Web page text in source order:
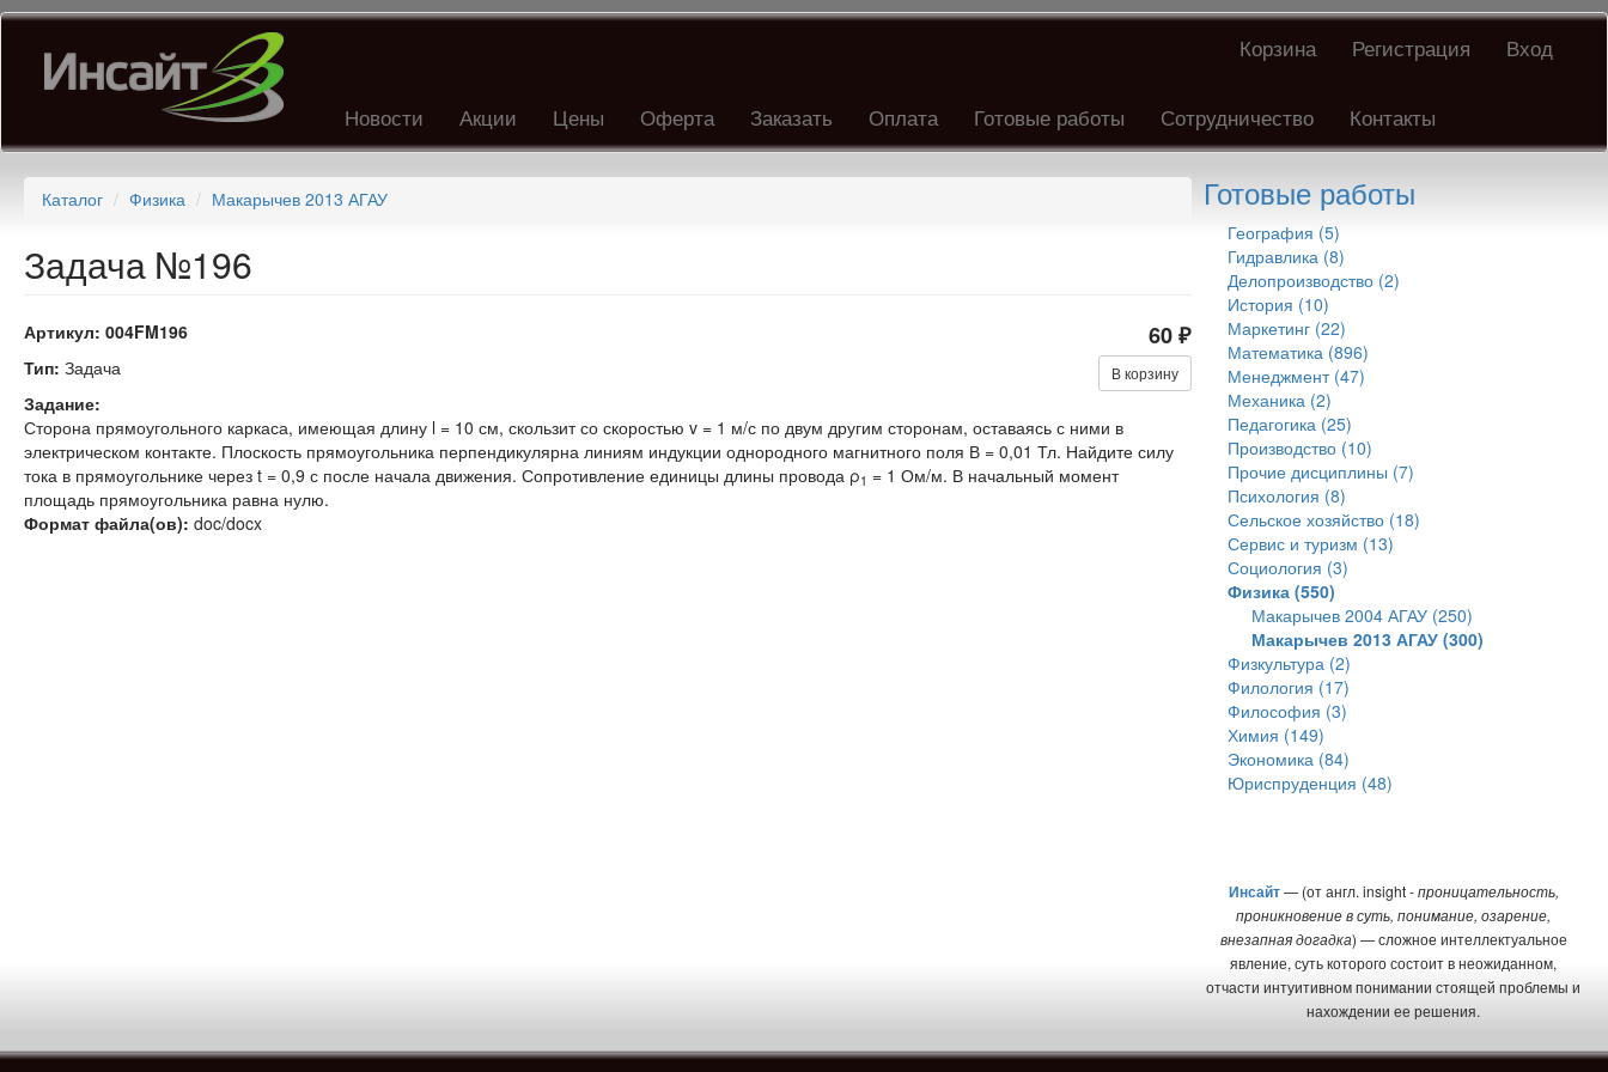
Перейти
основному
содержанию
Корзина Регистрация Вход
Новости Акции Цены Оферта Заказать Оплата Готовые работы Сотрудничество Контакты
Каталог Физика Макарычев 2013 АГАУ
Задача №196
Артикул: 004FM196 60 ₽
В корзину
Тип: Задача
Задание:
Сторона прямоугольного каркаса, имеющая длину l = 10 см, скользит со скоростью v = 1 м/с по двум другим сторонам, оставаясь с ними в
электрическом контакте. Плоскость прямоугольника перпендикулярна линиям индукции однородного магнитного поля В = 0,01 Тл. Найдите силу
тока в прямоугольнике через t = 0,9 с после начала движения. Сопротивление единицы длины провода ρ1 = 1 Ом/м. В начальный момент
площадь прямоугольника равна нулю.
Формат файла(ов): doc/docx
Готовые работы
География (5)
Гидравлика (8)
Делопроизводство (2)
История (10)
Маркетинг (22)
Математика (896)
Менеджмент (47)
Механика (2)
Педагогика (25)
Производство (10)
Прочие дисциплины (7)
Психология (8)
Сельское хозяйство (18)
Сервис и туризм (13)
Социология (3)
Физика (550)
Макарычев 2004 АГАУ (250)
Макарычев 2013 АГАУ (300)
Физкультура (2)
Филология (17)
Философия (3)
Химия (149)
Экономика (84)
Юриспруденция (48)
Инсайт— (от англ. insight -проницательность,
проникновение в суть, понимание, озарение,
внезапная догадка) — сложное интеллектуальное
явление, суть которого состоит в неожиданном,
отчасти интуитивном понимании стоящей проблемы и
нахождении ее решения.